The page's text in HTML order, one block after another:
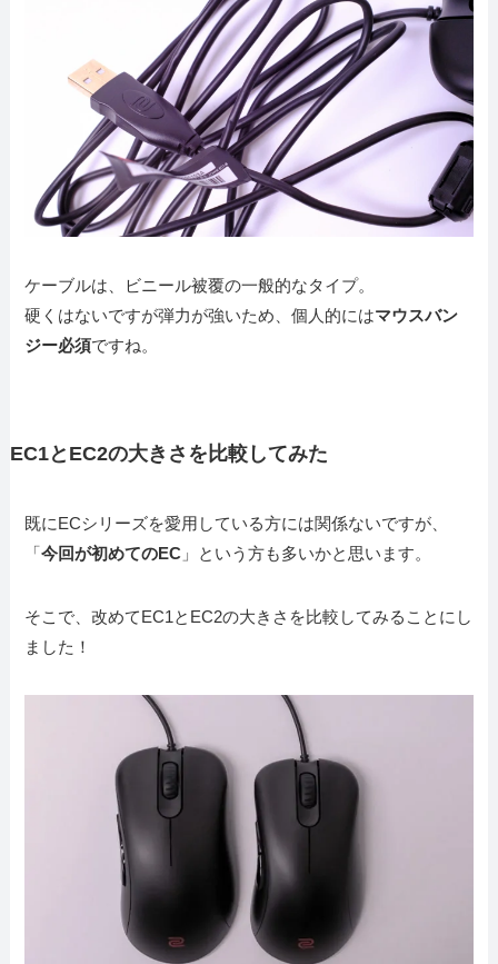
ケーブルは、ビニール被覆の一般的なタイプ。
硬くはないですが弾力が強いため、個人的にはマウスバン
ジー必須ですね。
EC1とEC2の大きさを比較してみた
既にECシリーズを愛用している方には関係ないですが、
「今回が初めてのEC 」という方も多いかと思います。
そこで、改めてEC1とEC2の大きさを比較してみることにし
ました！